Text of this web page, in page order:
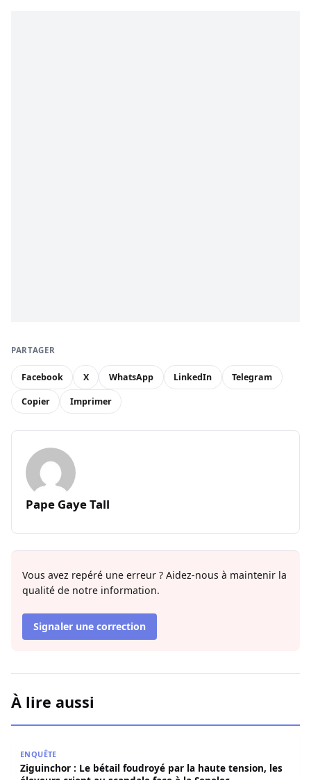
PARTAGER
Facebook X WhatsApp LinkedIn Telegram
Copier Imprimer
Pape Gaye Tall
Vous avez repéré une erreur ? Aidez-nous à maintenir la
qualité de notre information.
Signaler une correction
À lire aussi
ENQUÊTE
Ziguinchor : Le bétail foudroyé par la haute tension, les